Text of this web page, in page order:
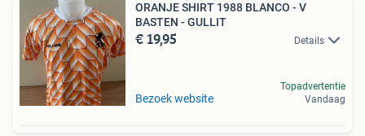
ORANJE SHIRT 1988 BLANCO - V
BASTEN - GULLIT
€ 19,95 Details
Bezoek website
Topadvertentie
Vandaag